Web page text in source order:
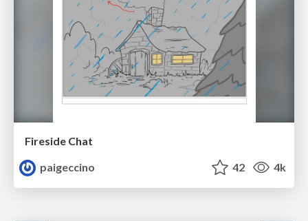
Fireside Chat
paigeccino
42 4k